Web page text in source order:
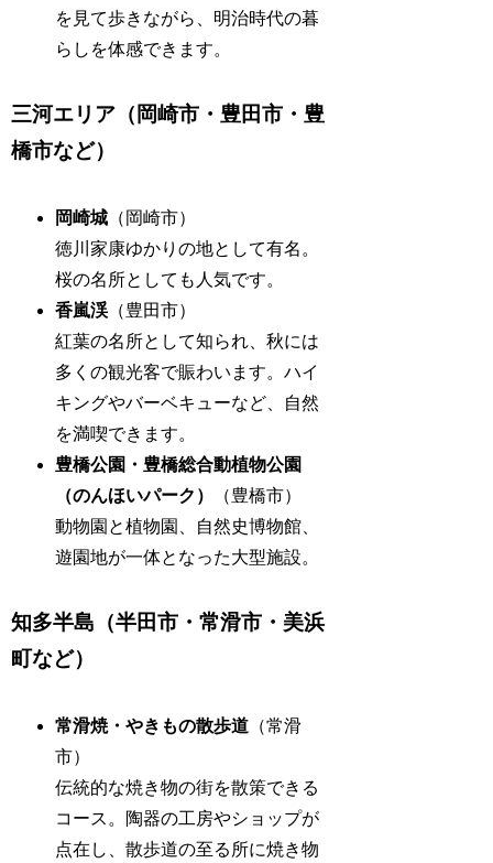
を見て歩きながら、明治時代の暮
らしを体感できます。
三河エリア（岡崎市・豊田市・豊
橋市など）
岡崎城 （岡崎市）
徳川家康ゆかりの地として有名。
桜の名所としても人気です。
香嵐渓（豊田市）
紅葉の名所として知られ、秋には
多くの観光客で賑わいます。ハイ
キングやバーベキューなど、自然
を満喫できます。
豊橋公園・豊橋総合動植物公園
（のんほいパーク）
（豊橋市）
動物園と植物園、自然史博物館、
遊園地が一体となった大型施設。
知多半島（半田市・常滑市・美浜
町など）
常滑焼・やきもの散歩道 （常滑
市）
伝統的な焼き物の街を散策できる
コース。陶器の工房やショップが
点在し、散歩道の至る所に焼き物